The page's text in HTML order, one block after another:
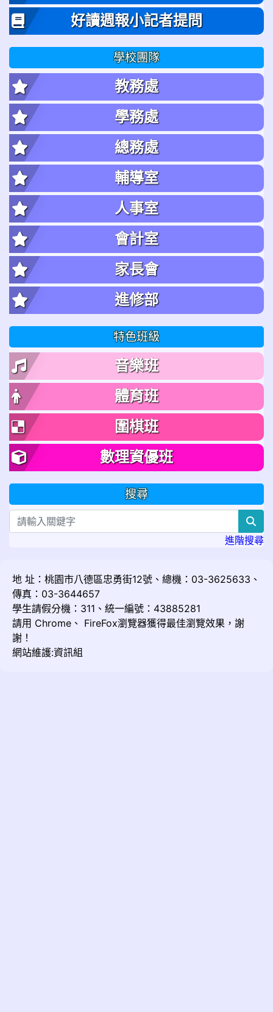
好讀週報小記者提問
學校團隊
教務處
學務處
總務處
輔導室
人事室
會計室
家長會
進修部
特色班級
音樂班
體育班
圍棋班
數理資優班
搜尋
進階搜尋
地 址：桃園市八德區忠勇街12號、總機：03-3625633、
傳真：03-3644657
學生請假分機：311、統一編號：43885281
請用 Chrome 、 FireFox瀏覽器獲得最佳瀏覽效果，謝
謝！
網站維護:資訊組